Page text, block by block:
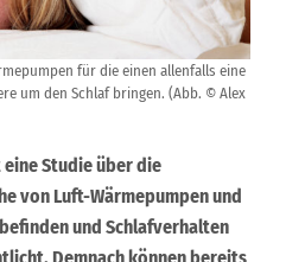
für die einen allenfalls eine
um den Schlaf bringen. (Abb. © Alex
Studie über die
von Luft-Wärmepumpen und
und Schlafverhalten